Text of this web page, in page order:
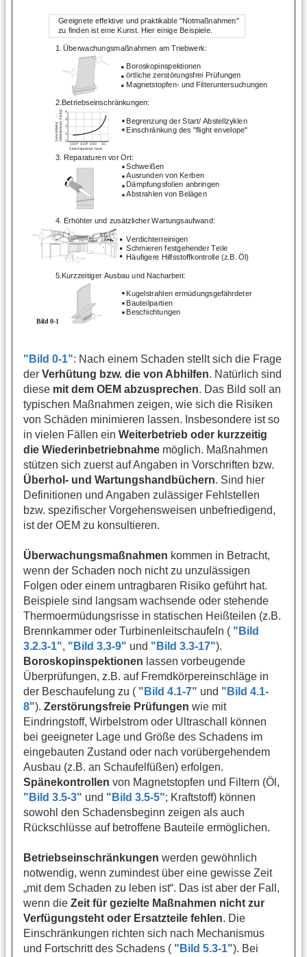
"Bild 0-1": Nach einem Schaden stellt sich die Frage
der Verhütung bzw. die von Abhilfen. Natürlich sind
diese mit dem OEM abzusprechen. Das Bild soll an
typischen Maßnahmen zeigen, wie sich die Risiken
von Schäden minimieren lassen. Insbesondere ist so
in vielen Fällen ein Weiterbetrieb oder kurzzeitig
die Wiederinbetriebnahme möglich. Maßnahmen
stützen sich zuerst auf Angaben in Vorschriften bzw.
Überhol- und Wartungshandbüchern. Sind hier
Definitionen und Angaben zulässiger Fehlstellen
bzw. spezifischer Vorgehensweisen unbefriedigend,
ist der OEM zu konsultieren.
Überwachungsmaßnahmen kommen in Betracht,
wenn der Schaden noch nicht zu unzulässigen
Folgen oder einem untragbaren Risiko geführt hat.
Beispiele sind langsam wachsende oder stehende
Thermoermüdungsrisse in statischen Heißteilen (z.B.
Brennkammer oder Turbinenleitschaufeln ( "Bild
3.2.3-1", "Bild 3.3-9" und "Bild 3.3-17").
Boroskopinspektionen lassen vorbeugende
Überprüfungen, z.B. auf Fremdkörpereinschläge in
der Beschaufelung zu ( "Bild 4.1-7" und "Bild 4.1-
8"). Zerstörungsfreie Prüfungen wie mit
Eindringstoff, Wirbelstrom oder Ultraschall können
bei geeigneter Lage und Größe des Schadens im
eingebauten Zustand oder nach vorübergehendem
Ausbau (z.B. an Schaufelfüßen) erfolgen.
Spänekontrollen von Magnetstopfen und Filtern (Öl,
"Bild 3.5-3" und "Bild 3.5-5"; Kraftstoff) können
sowohl den Schadensbeginn zeigen als auch
Rückschlüsse auf betroffene Bauteile ermöglichen.
Betriebseinschränkungen werden gewöhnlich
notwendig, wenn zumindest über eine gewisse Zeit
„mit dem Schaden zu leben ist“. Das ist aber der Fall,
wenn die Zeit für gezielte Maßnahmen nicht zur
Verfügungsteht oder Ersatzteile fehlen. Die
Einschränkungen richten sich nach Mechanismus
und Fortschritt des Schadens ( "Bild 5.3-1"). Bei